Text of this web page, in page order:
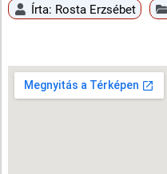
Írta: Rosta Erzsébet